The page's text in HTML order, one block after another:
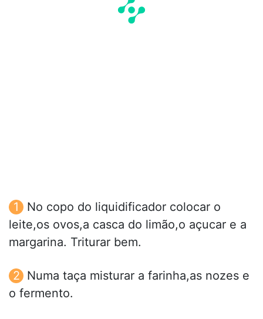
No copo do liquidificador colocar o
leite,os ovos,a casca do limão,o açucar e a
margarina. Triturar bem.
Numa taça misturar a farinha,as nozes e
o fermento.